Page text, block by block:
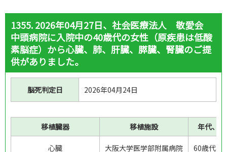
1355. 2026年04月27日、社会医療法人 敬愛会
中頭病院に入院中の40歳代の女性（原疾患は低酸
素脳症）から心臓、肺、肝臓、膵臓、腎臓のご提
供がありました。
脳死判定日 2026年04月24日
移植臓器 移植施設 年代、
心臓 大阪大学医学部附属病院 60歳代、